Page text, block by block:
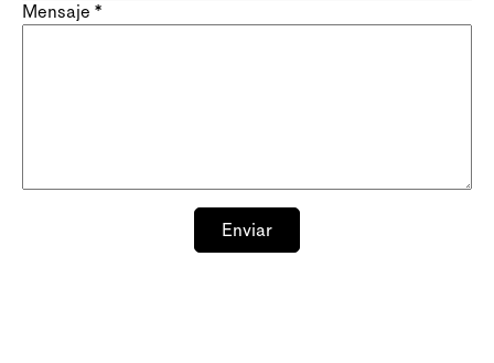
Mensaje *
Enviar